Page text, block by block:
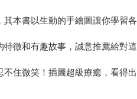
其本書以生動的手繪圖讓你學
特徵和有趣故事，誠意推薦給
不住微笑！插圖超級療癒，看